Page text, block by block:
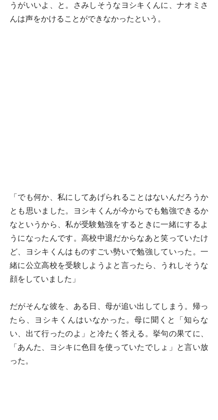
うがいいよ、と。さみしそうなヨシキくんに、ナオミさ
んは声をかけることができなかったという。
「でも何か、私にしてあげられることはないんだろうか
とも思いました。ヨシキくんが今からでも勉強できるか
なというから、私が受験勉強をするときに一緒にするよ
うになったんです。高校中退だからなあと笑っていたけ
ど、ヨシキくんはものすごい勢いで勉強していった。一
緒に公立高校を受験しようよと言ったら、うれしそうな
顔をしていました」
だがそんな彼を、ある日、母が追い出してしまう。帰っ
たら、ヨシキくんはいなかった。母に聞くと「知らな
い、出て行ったのよ」と冷たく答える。挙句の果てに、
「あんた、ヨシキに色目を使っていたでしょ」と言い放
った。